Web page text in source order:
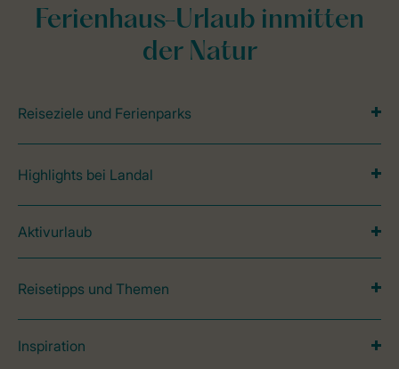
Ferienhaus-Urlaub inmitten
der Natur
Reiseziele und Ferienparks
Highlights bei Landal
Aktivurlaub
Reisetipps und Themen
Inspiration